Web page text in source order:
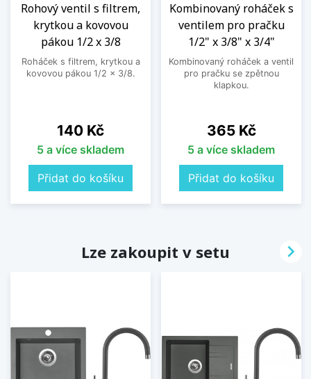
Rohový ventil s filtrem,
krytkou a kovovou
pákou 1/2 x 3/8
Roháček s filtrem, krytkou a
kovovou pákou 1/2 x 3/8.
Cena
140 Kč
5 a více skladem
Přidat do košíku
Kombinovaný roháček s
ventilem pro pračku
1/2" x 3/8" x 3/4"
Kombinovaný roháček a ventil
pro pračku se zpětnou
klapkou.
Cena
365 Kč
5 a více skladem
Přidat do košíku
Lze zakoupit v setu 